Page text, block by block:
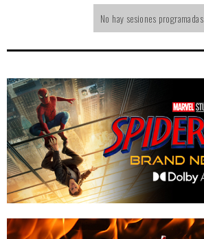
No hay sesiones programadas